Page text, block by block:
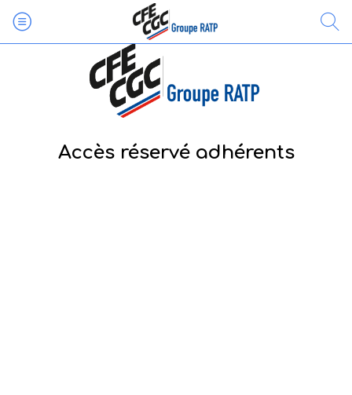
Accès réservé adhérents